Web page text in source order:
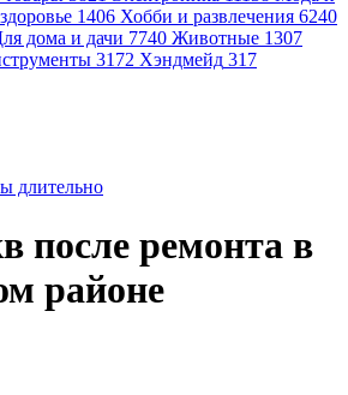
1406 Хобби и развлечения 6240
дома и дачи 7740 Животные 1307
3172 Хэндмейд 317
длительно
после ремонта в
районе